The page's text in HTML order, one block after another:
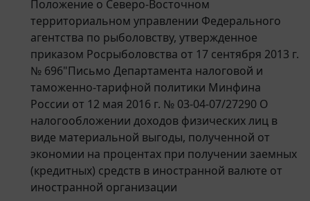
территориальном управлении Федерального
агентства по рыболовству, утвержденное
приказом Росрыболовства от 17 сентября 2013 г.
№ 696"Письмо Департамента налоговой и
таможенно-тарифной политики Минфина
России от 12 мая 2016 г. № 03-04-07/27290 О
налогообложении доходов физических лиц в
виде материальной выгоды, полученной от
экономии на процентах при получении заемных
(кредитных) средств в иностранной валюте от
иностранной организации